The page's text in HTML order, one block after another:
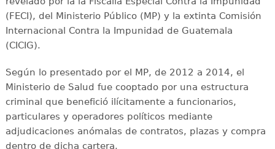
(FECI), del Ministerio Público (MP) y la extinta Comisión
Internacional Contra la Impunidad de Guatemala
(CICIG).
Según lo presentado por el MP, de 2012 a 2014, el
Ministerio de Salud fue cooptado por una estructura
criminal que benefició ilícitamente a funcionarios,
particulares y operadores políticos mediante
adjudicaciones anómalas de contratos, plazas y compra
dentro de dicha cartera.